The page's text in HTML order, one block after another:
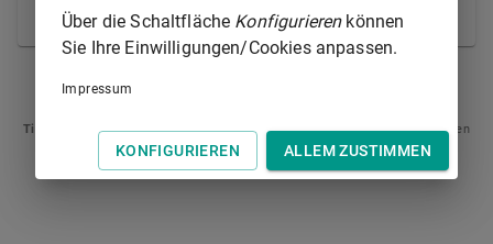
geschieden hat.
§ 101
Tipp
: Swipen Sie auf dem Bildschirm links oder rechts zur Navigation zwischen
Normen.
Über die Schaltfläche Konfigurierenkönnen
Sie Ihre Einwilligungen/Cookies anpassen.
Impressum
KONFIGURIEREN ALLEM ZUSTIMMEN